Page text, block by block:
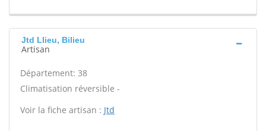
Jtd Llieu, Bilieu
Artisan
Département: 38
Climatisation réversible -
Voir la fiche artisan : Jtd